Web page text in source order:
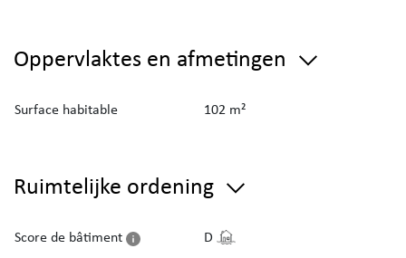
Oppervlaktes en afmetingen
Surface habitable 102 m²
Ruimtelijke ordening
Score de bâtiment
D